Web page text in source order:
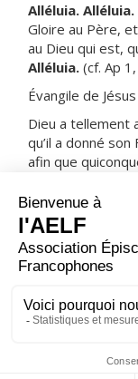
Alléluia. Alléluia.
Gloire au Père,
au Dieu qui est,
Alléluia. (cf. Ap
Évangile de
Dieu a tellement
qu’il a donné son
afin que
Car Dieu a
non pas pour
mais pour que,
Celui qui croit
celui qui ne croit
du fait qu’il n’a
– Acclamons la